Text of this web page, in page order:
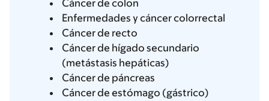
Cáncer de colon
Enfermedades y cáncer colorrectal
Cáncer de recto
Cáncer de hígado secundario
(metástasis hepáticas)
Cáncer de páncreas
Cáncer de estómago (gástrico)